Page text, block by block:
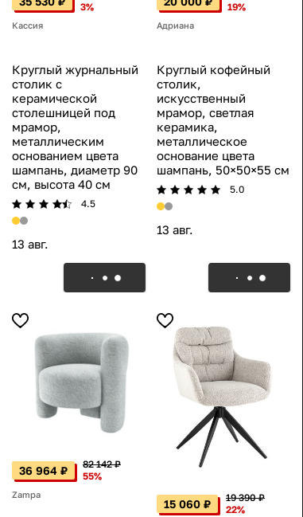
3%
Кассия
Круглый журнальный
столик с
керамической
столешницей под
мрамор,
металлическим
основанием цвета
шампань, диаметр 90
см, высота 40 см
4.5
13 авг.
19%
Адриана
Круглый кофейный
столик,
искусственный
мрамор, светлая
керамика,
металлическое
основание цвета
шампань, 50×50×55 см
5.0
13 авг.
36 964 ₽
82 142 ₽
55%
Zampa
15 060 ₽
19 390 ₽
22%